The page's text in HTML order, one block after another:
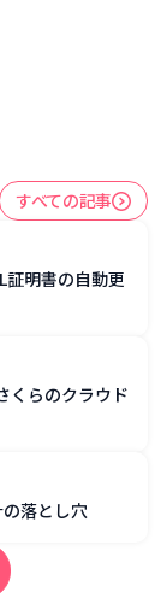
すべての記事
明書の自動更
くらのクラウド
落とし穴